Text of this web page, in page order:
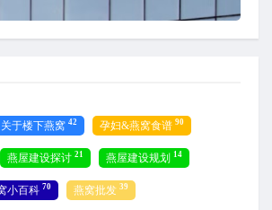
关于楼下燕窝 42 孕妇&燕窝食谱 90
燕屋建设探讨 21 燕屋建设规划 14
小百科 70 燕窝批发 39